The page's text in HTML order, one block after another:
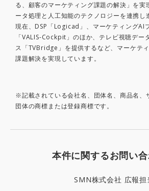
る、顧客のマーケティング課題の解決」を実
ータ処理と人工知能のテクノロジーを連携し
現在、DSP「Logicad」、マーケティングAI
「VALIS-Cockpit」のほか、テレビ視聴デー
ス「TVBridge」を提供するなど、マーケテ
課題解決を実現しています。
※記載されている会社名、団体名、商品名、
団体の商標または登録商標です。
本件に関するお問い
SMN株式会社 広報担